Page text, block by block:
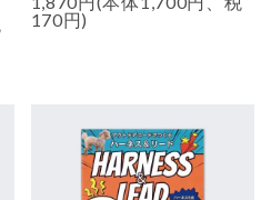
170円)